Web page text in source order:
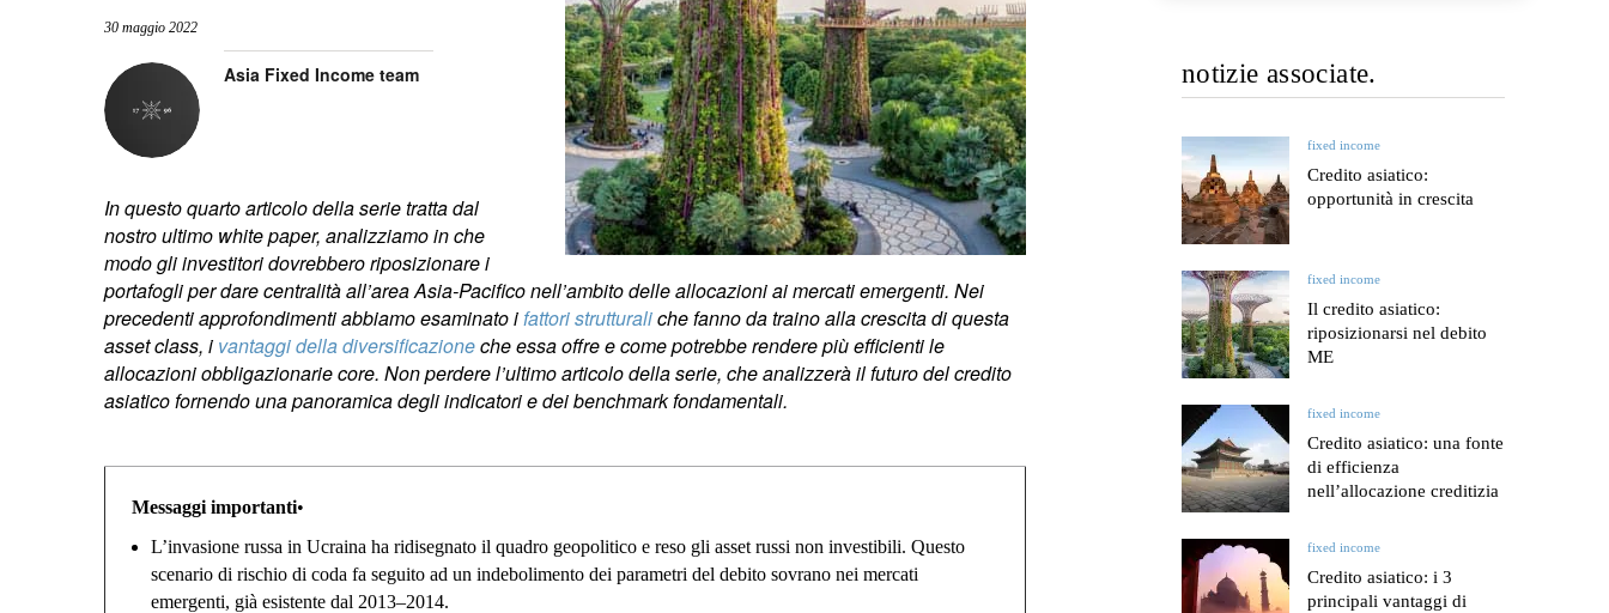
30 maggio 2022
Asia Fixed Income team
In questo quarto articolo della serie tratta dal
nostro ultimo white paper, analizziamo in che
modo gli investitori dovrebbero riposizionare i
portafogli per dare centralità all’area Asia-Pacifico nell’ambito delle allocazioni ai mercati emergenti. Nei
precedenti approfondimenti abbiamo esaminato ifattori strutturaliche fanno da traino alla crescita di questa
asset class, i vantaggi della diversificazioneche essa offre e come potrebbe rendere più efficienti le
allocazioni obbligazionarie core. Non perdere l’ultimo articolo della serie, che analizzerà il futuro del credito
asiatico fornendo una panoramica degli indicatori e dei benchmark fondamentali.
Messaggi importanti•
L’invasione russa in Ucraina ha ridisegnato il quadro geopolitico e reso gli asset russi non investibili. Questo
scenario di rischio di coda fa seguito ad un indebolimento dei parametri del debito sovrano nei mercati
emergenti, già esistente dal 2013–2014.
notizie associate.
fixed income
Credito asiatico:
opportunità in crescita
fixed income
Il credito asiatico:
riposizionarsi nel debito
ME
fixed income
Credito asiatico: una fonte
di efficienza
nell’allocazione creditizia
fixed income
Credito asiatico: i 3
principali vantaggi di